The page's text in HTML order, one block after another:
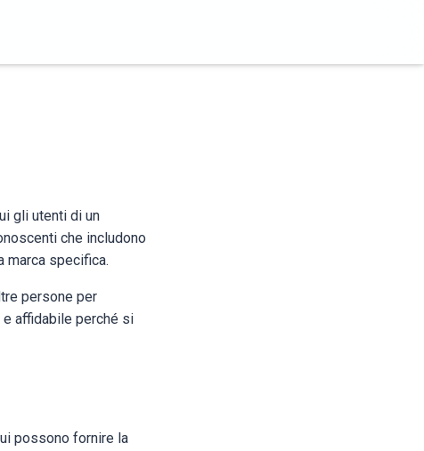
gli utenti di un
che includono
marca specifica.
persone per
affidabile perché si
possono fornire la